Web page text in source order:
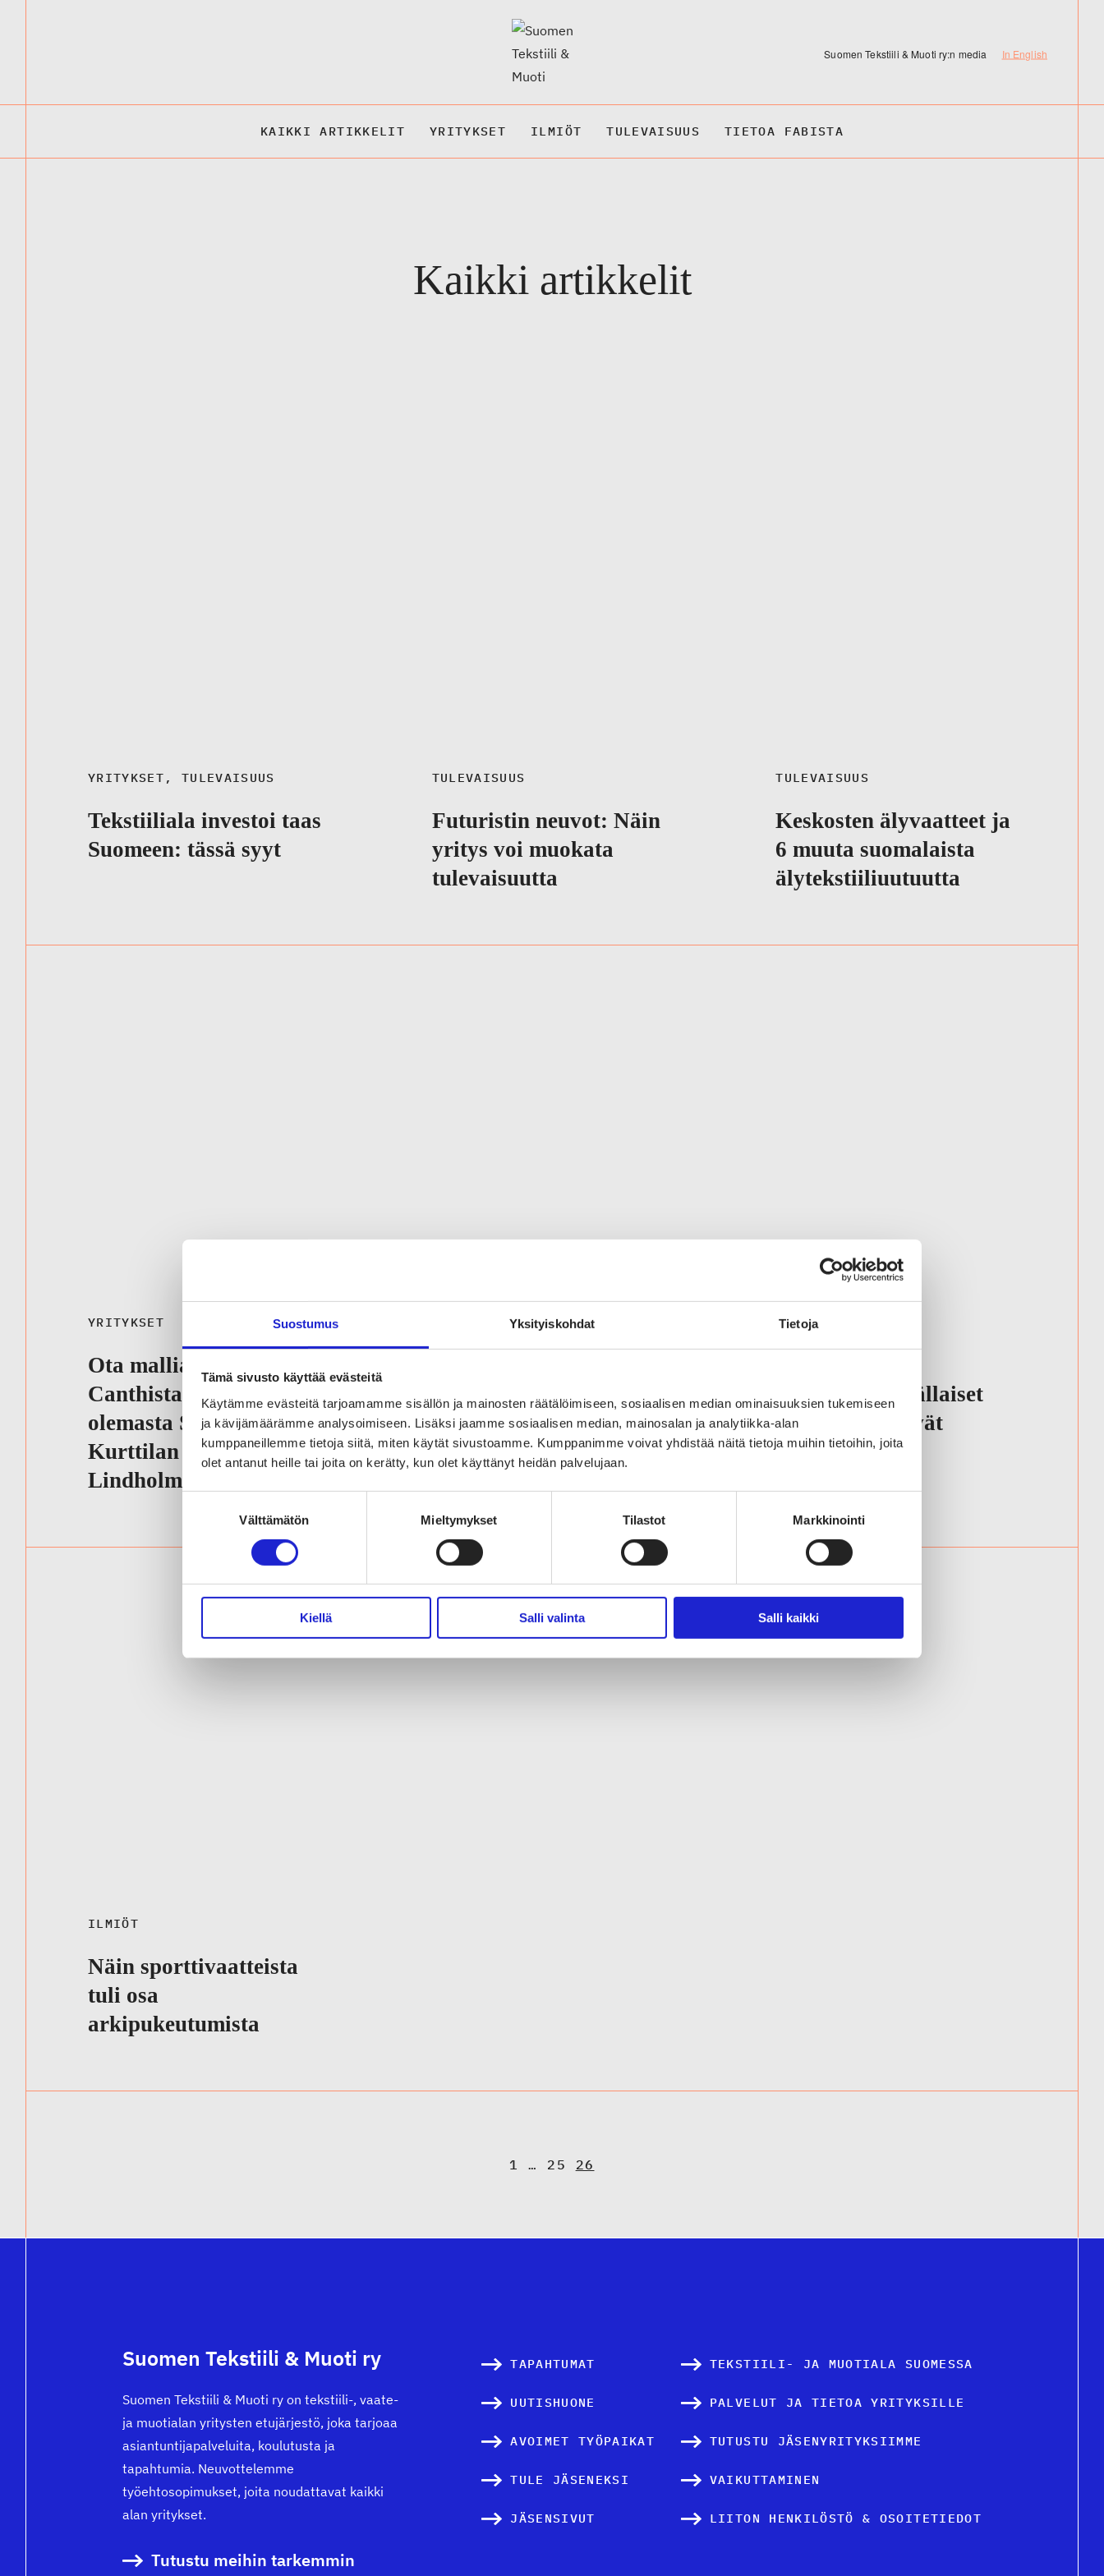
Suostumus Yksityiskohdat Tietoja
Tämä sivusto käyttää evästeitä
Käytämme evästeitä tarjoamamme sisällön ja mainosten räätälöimiseen, sosiaalisen median ominaisuuksien tukemiseen
ja kävijämäärämme analysoimiseen. Lisäksi jaamme sosiaalisen median, mainosalan ja analytiikka-alan
kumppaneillemme tietoja siitä, miten käytät sivustoamme. Kumppanimme voivat yhdistää näitä tietoja muihin tietoihin, joita
olet antanut heille tai joita on kerätty, kun olet käyttänyt heidän palvelujaan.
Välttämätön Mieltymykset Tilastot Markkinointi
Kiellä Salli valinta Salli kaikki
Suomen Tekstiili & Muoti ry:n media In English
KAIKKI ARTIKKELIT YRITYKSET ILMIÖT TULEVAISUUS TIETOA FABISTA
Kaikki artikkelit
YRITYKSET , TULEVAISUUS
Tekstiiliala investoi taas
Suomeen: tässä syyt
TULEVAISUUS
Futuristin neuvot: Näin
yritys voi muokata
tulevaisuutta
TULEVAISUUS
Keskosten älyvaatteet ja
6 muuta suomalaista
älytekstiiliuutuutta
YRITYKSET
Ota mallia Minna
Canthista ja vältä
olemasta Sveitsi – Jukka
Kurttilan ja Valtteri
Lindholmin parhaat opit
halu tehdä eri tavalla” –
5 keinoa lisätä luovuutta
YRITYKSET
brändiguru: Tällaiset
kaupat pärjäävät
jatkossa
ILMIÖT
Näin sporttivaatteista
tuli osa
arkipukeutumista
A
t
e
l
e
n
s
1 … 25 26
Suomen Tekstiili & Muoti ry
Suomen Tekstiili & Muoti ry on tekstiili-, vaate-
ja muotialan yritysten etujärjestö, joka tarjoaa
asiantuntijapalveluita, koulutusta ja
tapahtumia. Neuvottelemme
työehtosopimukset, joita noudattavat kaikki
alan yritykset.
Tutustu meihin tarkemmin
TAPAHTUMAT
UUTISHUONE
AVOIMET TYÖPAIKAT
TULE JÄSENEKSI
JÄSENSIVUT
TEKSTIILI- JA MUOTIALA SUOMESSA
PALVELUT JA TIETOA YRITYKSILLE
TUTUSTU JÄSENYRITYKSIIMME
VAIKUTTAMINEN
LIITON HENKILÖSTÖ & OSOITETIEDOT